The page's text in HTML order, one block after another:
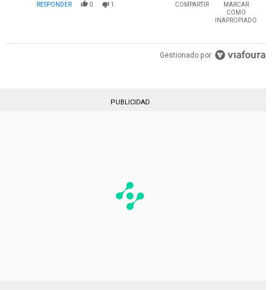
RESPONDER 0 1 COMPARTIR
MARCAR
COMO
INAPROPIADO
Gestionado por
PUBLICIDAD